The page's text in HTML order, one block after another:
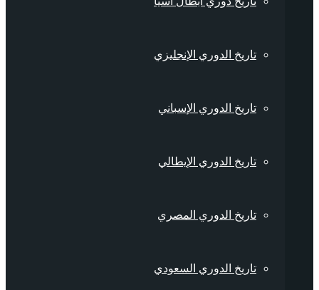
تاريخ الدوري الإنجليزي
تاريخ الدوري الإسباني
تاريخ الدوري الإيطالي
تاريخ الدوري المصري
تاريخ الدوري السعودي